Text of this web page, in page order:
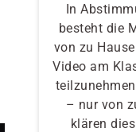
In
besteht die
von zu
Video am
– nur von
klären